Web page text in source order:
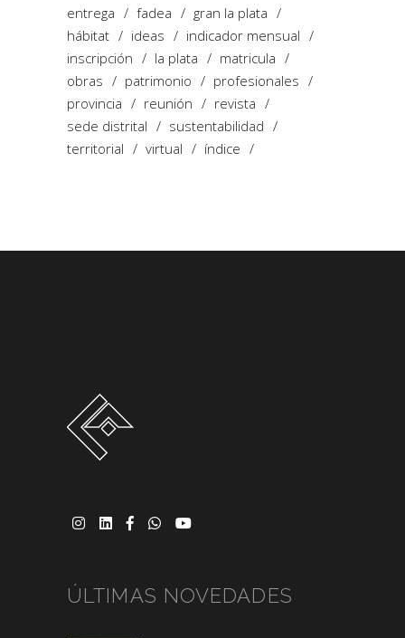
entrega
fadea
gran la plata
hábitat
ideas
indicador mensual
inscripción
la plata
matricula
obras
patrimonio
profesionales
provincia
reunión
revista
sede distrital
sustentabilidad
territorial
virtual índice
ÚLTIMAS NOVEDADES